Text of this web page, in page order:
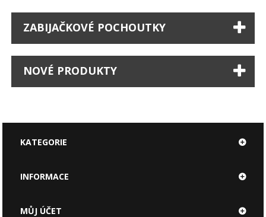
ZABIJAČKOVÉ POCHOUTKY
NOVÉ PRODUKTY
KATEGORIE
INFORMACE
MŮJ ÚČET